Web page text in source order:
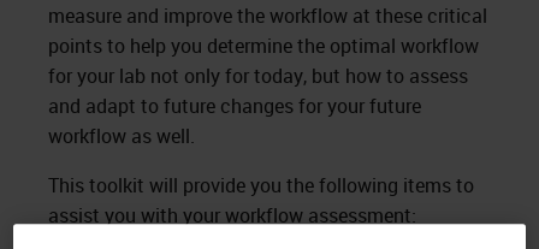
measure and improve the workflow at these critical
points to help you determine the optimal workflow
for your lab not only for today, but how to assess
and adapt to future changes for your future
workflow as well.
This toolkit will provide you the following items to
assist you with your workflow assessment: